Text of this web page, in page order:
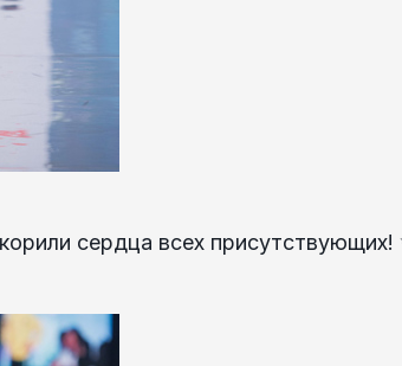
сердца всех присутствующих!